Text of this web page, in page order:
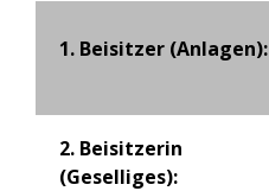
1. Beisitzer (Anlagen):
2. Beisitzerin
(Geselliges):